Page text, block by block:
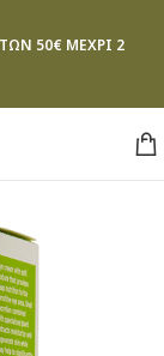
50€ ΜΕΧΡΙ 2